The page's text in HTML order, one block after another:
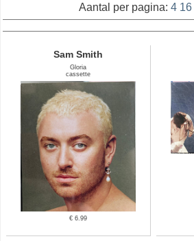
Aantal per pagina: 4 16
Sam Smith
Gloria
cassette
€ 6.99